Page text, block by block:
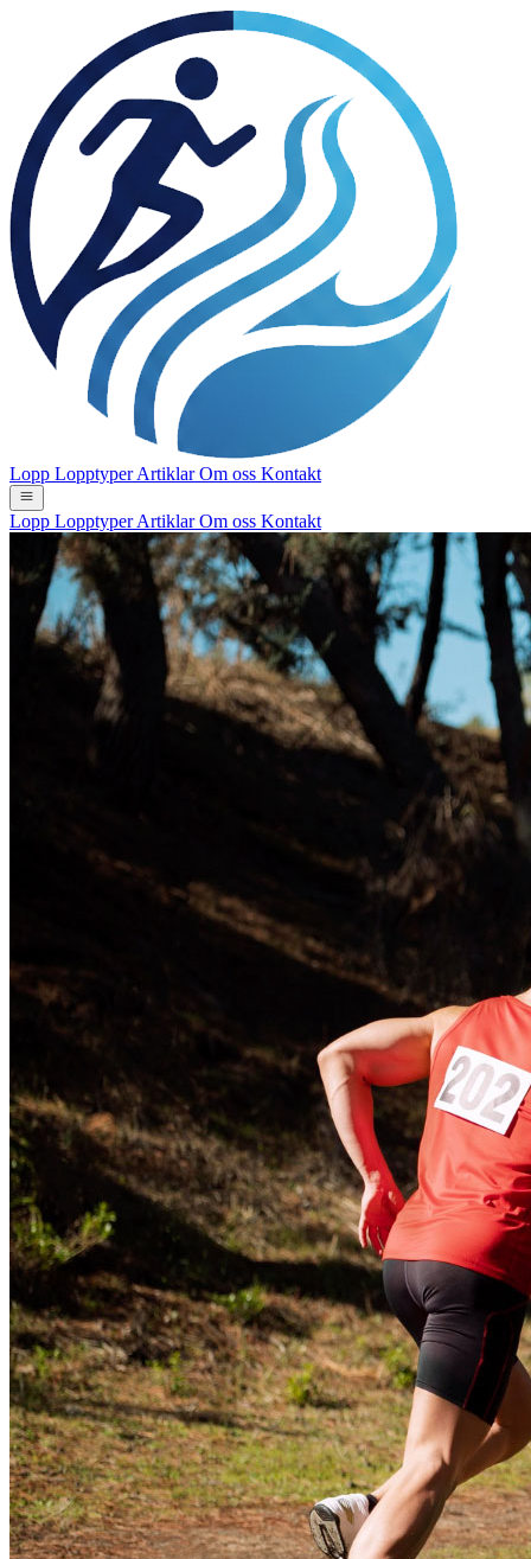
Lopp LopptyperArtiklarOm oss Kontakt
Lopp LopptyperArtiklarOm oss Kontakt